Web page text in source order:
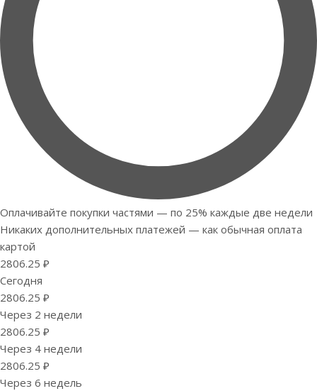
Оплачивайте покупки частями — по 25% каждые две недели
Никаких дополнительных платежей — как обычная оплата
картой
2806.25 ₽
Сегодня
2806.25 ₽
Через 2 недели
2806.25 ₽
Через 4 недели
2806.25 ₽
Через 6 недель